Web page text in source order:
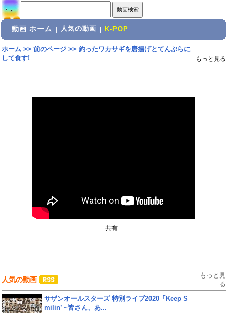
動画 ホーム 人気の動画 K-POP
ホーム>> 前のページ>> 釣ったワカサギを唐揚げとてんぷらに
して食す!
もっと見る
共有:
人気の動画
もっと見
る
サザンオールスターズ 特別ライブ2020「Keep S
milin’ ~皆さん、あ...